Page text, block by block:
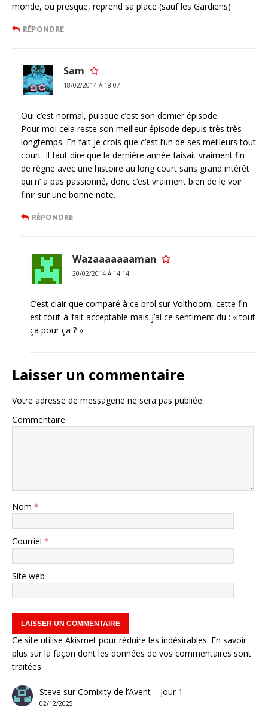
monde, ou presque, reprend sa place (sauf les Gardiens)
RÉPONDRE
Sam
18/02/2014 Á 18:07
Oui c’est normal, puisque c’est son dernier épisode.
Pour moi cela reste son meilleur épisode depuis très très
longtemps. En fait je crois que c’est l’un de ses meilleurs tout
court. Il faut dire que la dernière année faisait vraiment fin
de règne avec une histoire au long court sans grand intérêt
qui n’ a pas passionné, donc c’est vraiment bien de le voir
finir sur une bonne note.
RÉPONDRE
Wazaaaaaaaman
20/02/2014 Á 14:14
C’est clair que comparé à ce brol sur Volthoom, cette fin
est tout-à-fait acceptable mais j’ai ce sentiment du : « tout
ça pour ça ? »
Laisser un commentaire
Votre adresse de messagerie ne sera pas publiée.
Commentaire
Nom *
Courriel *
Site web
Ce site utilise Akismet pour réduire les indésirables. En savoir
plus sur la façon dont les données de vos commentaires sont
traitées.
Steve surComixity de l’Avent – jour 1
02/12/2025